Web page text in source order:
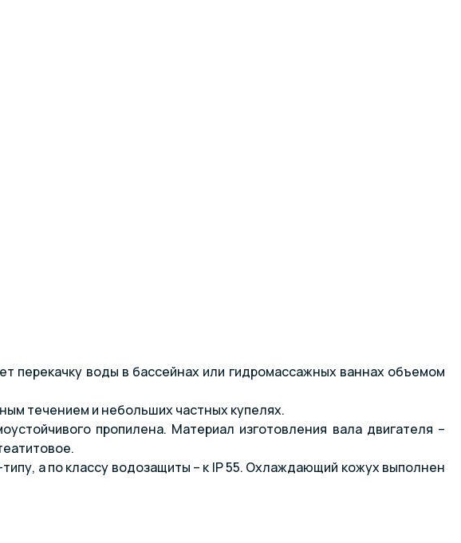
перекачку воды в бассейнах или гидромассажных ваннах объемом
течением и небольших частных купелях.
пропилена. Материал изготовления вала двигателя –
а по классу водозащиты – к IP 55. Охлаждающий кожух выполнен